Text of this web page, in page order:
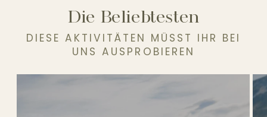
Die Beliebtesten
DIESE AKTIVITÄTEN MÜSST IHR BEI
UNS AUSPROBIEREN